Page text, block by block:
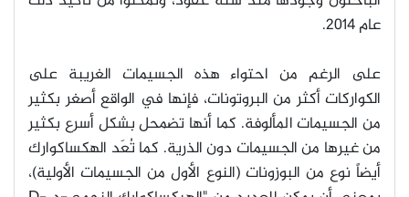
عام 2014
.
على الرغم من احتواء هذه الجسيمات الغريبة على
الكواركات أكثر من البروتونات، فإنها في الواقع أصغر بكثير
من الجسيمات المألوفة. كما أنها تضمحل بشكل أسرع بكثير
من غيرها من الجسيمات دون الذرية. كما تُعَد الهكساكوارك
أيضاً نوع من البوزونات (النوع الأول من الجسيمات الأولية)،